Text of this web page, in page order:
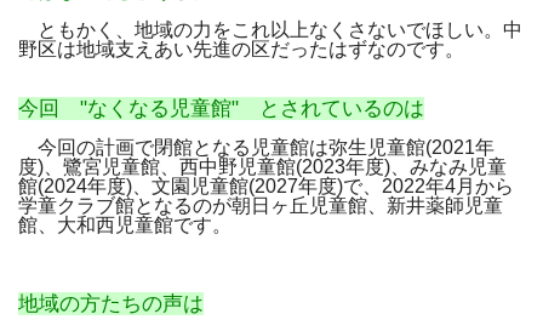
ともかく、地域の力をこれ以上なくさないでほしい。中
野区は地域支えあい先進の区だったはずなのです。
今回 "なくなる児童館" とされているのは
今回の計画で閉館となる児童館は弥生児童館(2021年
度)、鷺宮児童館、西中野児童館(2023年度)、みなみ児童
館(2024年度)、文園児童館(2027年度)で、2022年4月から
学童クラブ館となるのが朝日ヶ丘児童館、新井薬師児童
館、大和西児童館です。
地域の方たちの声は